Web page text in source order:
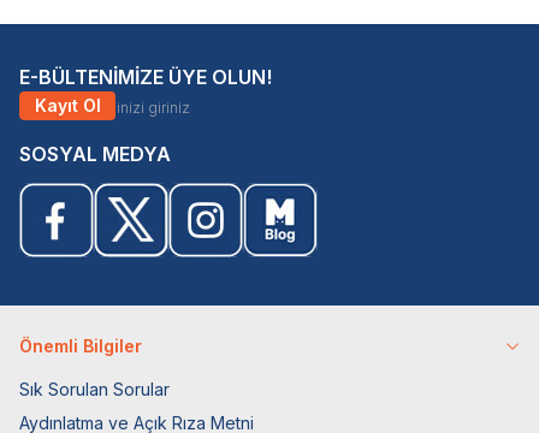
E-BÜLTENİMİZE ÜYE OLUN!
Kayıt Ol
SOSYAL MEDYA
Önemli Bilgiler
Sık Sorulan Sorular
Aydınlatma ve Açık Rıza Metni